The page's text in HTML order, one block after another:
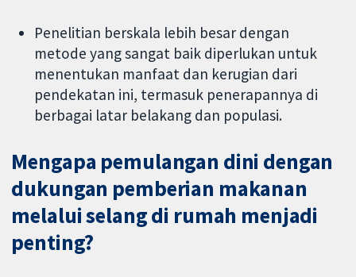
Penelitian berskala lebih besar dengan
metode yang sangat baik diperlukan untuk
menentukan manfaat dan kerugian dari
pendekatan ini, termasuk penerapannya di
berbagai latar belakang dan populasi.
Mengapa pemulangan dini dengan
dukungan pemberian makanan
melalui selang di rumah menjadi
penting?